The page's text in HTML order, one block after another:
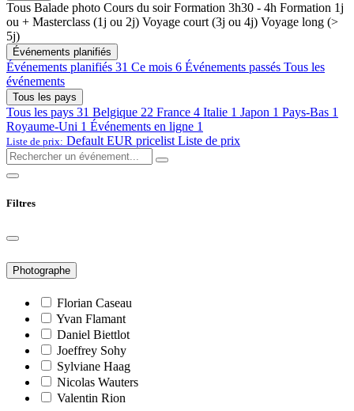
Tous Balade photo Cours du soirFormation 3h30 - 4h Formation 1j
ou + Masterclass (1j ou 2j) Voyage court (3j ou 4j) Voyage long (>
5j)
Événements planifiés
Événements planifiés 31 Ce mois 6 Événements passés Tous les
événements
Tous les pays
Tous les pays 31 Belgique 22 France 4 Italie 1 Japon 1 Pays-Bas 1
Royaume-Uni 1 Événements en ligne 1
Liste de prix: Default EUR pricelist Liste de prix
Filtres
Photographe
Florian Caseau
Yvan Flamant
Daniel Biettlot
Joeffrey Sohy
Sylviane Haag
Nicolas Wauters
Valentin Rion